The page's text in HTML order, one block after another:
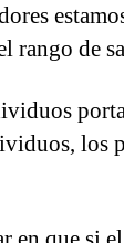
rango de
los